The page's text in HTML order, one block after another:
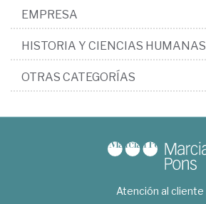
EMPRESA
HISTORIA Y CIENCIAS HUMANAS
OTRAS CATEGORÍAS
Atención al cliente